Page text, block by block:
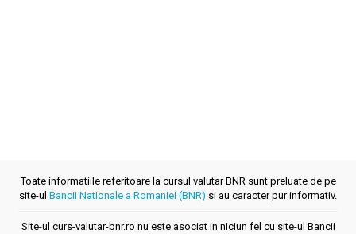
Toate informatiile referitoare la cursul valutar BNR sunt preluate de pe
site-ul Bancii Nationale a Romaniei (BNR) si au caracter pur informativ.
Site-ul curs-valutar-bnr.ro nu este asociat in niciun fel cu site-ul Bancii